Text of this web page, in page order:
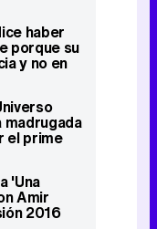
haber
porque su
y no en
madrugada
el prime
'Una
Amir
2016